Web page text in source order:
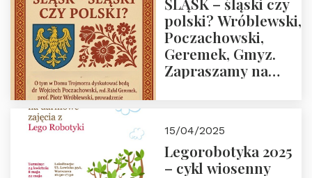
polski? Wróblewski,
Poczachowski,
Geremek, Gmyz.
Zapraszamy na
Trójmorza.
15/04/2025
Legorobotyka 2025
– cykl wiosenny